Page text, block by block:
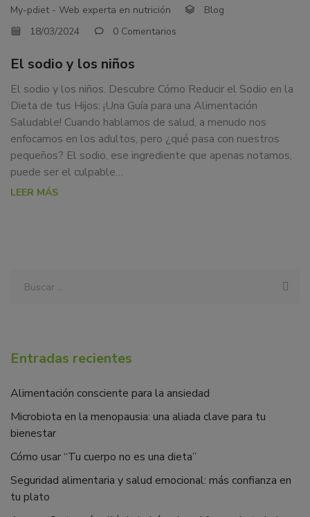
My-pdiet - Web experta en nutrición
Blog
18/03/2024
0 Comentarios
El sodio y los niños
El sodio y los niños. Descubre Cómo Reducir el Sodio en la
Dieta de tus Hijos: ¡Una Guía para una Alimentación
Saludable! Cuando hablamos de salud, a menudo nos
enfocamos en los adultos, pero ¿qué pasa con nuestros
pequeños? El sodio, ese ingrediente que apenas notamos,
puede ser el culpable…
LEER MÁS
Entradas recientes
Alimentación consciente para la ansiedad
Microbiota en la menopausia: una aliada clave para tu
bienestar
Cómo usar “Tu cuerpo no es una dieta”
Seguridad alimentaria y salud emocional: más confianza en
tu plato